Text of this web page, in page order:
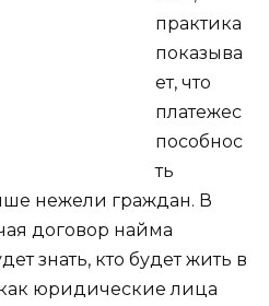
практика
показыва
ет, что
платежес
пособнос
ть
нежели граждан. В
договор найма
знать, кто будет жить в
юридические лица